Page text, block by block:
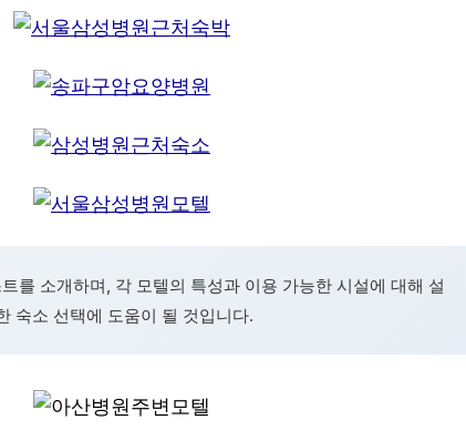
를 소개하며, 각 모텔의 특성과 이용 가능한 시설에 대해 설
숙소 선택에 도움이 될 것입니다.